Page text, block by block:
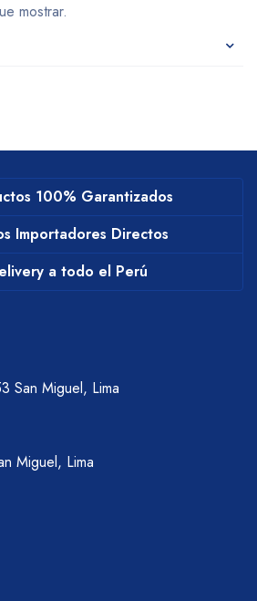
mostrar.
100% Garantizados
Importadores Directos
a todo el Perú
San Miguel, Lima
Miguel, Lima